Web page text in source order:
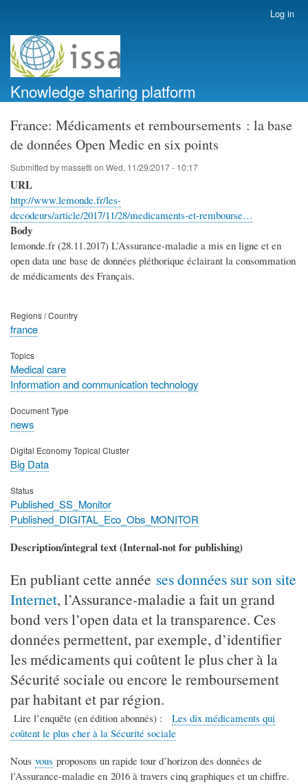
account
menu
Log in
Knowledge sharing platform
France: Médicaments et remboursements : la base
de données Open Medic en six points
Submitted by massetti on Wed, 11/29/2017 - 10:17
URL
http://www.lemonde.fr/les-
decodeurs/article/2017/11/28/medicaments-et-rembourse…
Body
lemonde.fr (28.11.2017) L’Assurance-maladie a mis en ligne et en
open data une base de données pléthorique éclairant la consommation
de médicaments des Français.
Regions / Country
france
Topics
Medical care
Information and communication technology
Document Type
news
Digital Economy Topical Cluster
Big Data
Status
Published_SS_Monitor
Published_DIGITAL_Eco_Obs_MONITOR
Description/integral text (Internal-not for publishing)
En publiant cette année ses données sur son site
Internet, l’Assurance-maladie a fait un grand
bond vers l’open data et la transparence. Ces
données permettent, par exemple, d’identifier
les médicaments qui coûtent le plus cher à la
Sécurité sociale ou encore le remboursement
par habitant et par région.
Lire l’enquête (en édition abonnés) : Les dix médicaments qui
coûtent le plus cher à la Sécurité sociale
Nous vous proposons un rapide tour d’horizon des données de
l’Assurance-maladie en 2016 à travers cinq graphiques et un chiffre.